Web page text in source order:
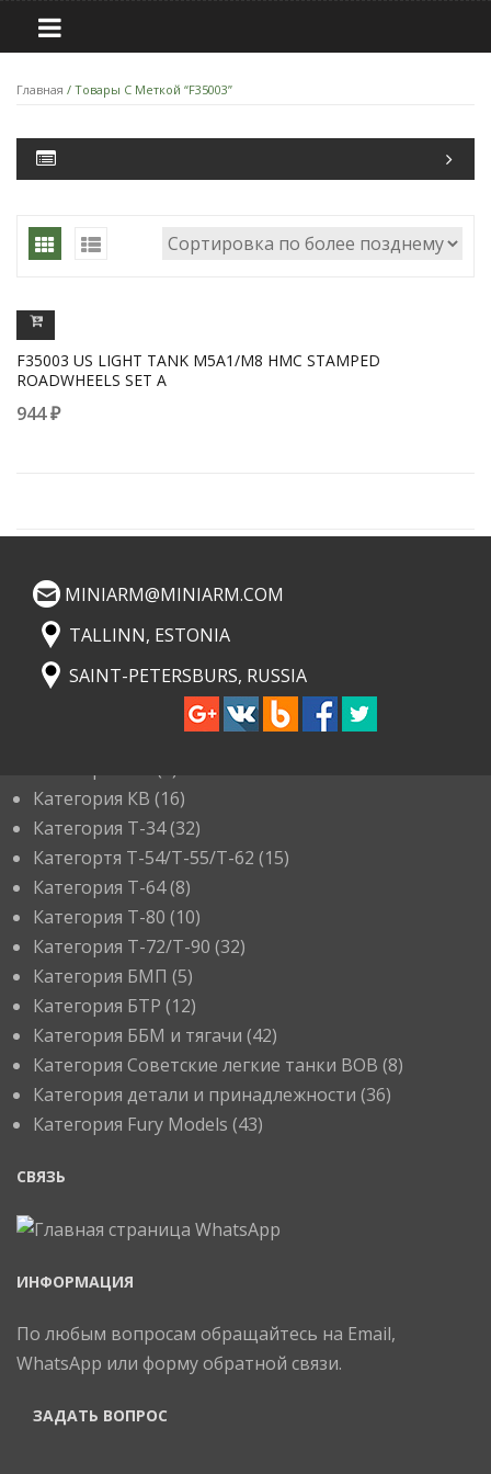
Главная / Товары С Меткой “F35003”
F35003 US LIGHT TANK M5A1/M8 HMC STAMPED
ROADWHEELS SET A
944₽
MINIARM@MINIARM.COM
TALLINN, ESTONIA
SAINT-PETERSBURS, RUSSIA
Категория КВ (16)
Категория Т-34(32)
Категортя Т-54/Т-55/Т-62 (15)
Категория T-64(8)
Категория T-80 (10)
Категория T-72/T-90 (32)
Категория БМП (5)
Категория БТР (12)
Категория ББМ и тягачи (42)
Категория Советские легкие танки ВОВ (8)
Категория детали и принадлежности (36)
Категория Fury Models (43)
СВЯЗЬ
ИНФОРМАЦИЯ
По любым вопросам обращайтесь на Email,
WhatsApp или форму обратной связи.
ЗАДАТЬ ВОПРОС